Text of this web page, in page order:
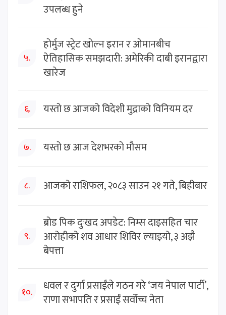
उपलब्ध हुने
५.
होर्मुज स्ट्रेट खोल्न इरान र ओमानबीच
ऐतिहासिक समझदारी: अमेरिकी दाबी इरानद्वारा
खारेज
६. यस्तो छ आजको विदेशी मुद्राको विनियम दर
७. यस्तो छ आज देशभरको मौसम
८. आजको राशिफल, २०८३ साउन २१ गते, बिहीबार
९.
ब्रोड पिक दुःखद अपडेट: निम्स दाइसहित चार
आरोहीको शव आधार शिविर ल्याइयो, ३ अझै
बेपत्ता
१०.
धवल र दुर्गा प्रसाईंले गठन गरे ‘जय नेपाल पार्टी’,
राणा सभापति र प्रसाईं सर्वोच्च नेता